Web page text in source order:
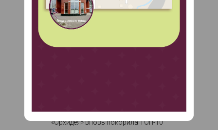
«Орхидея» вновь покорила ТОП-10